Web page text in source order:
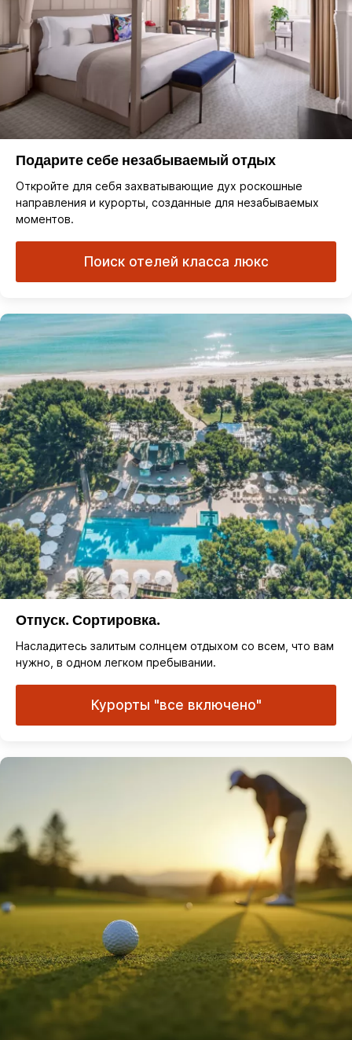
Подарите себе незабываемый отдых
Откройте для себя захватывающие дух роскошные
направления и курорты, созданные для незабываемых
моментов.
Поиск отелей класса люкс
Отпуск. Сортировка.
Насладитесь залитым солнцем отдыхом со всем, что вам
нужно, в одном легком пребывании.
Курорты "все включено"